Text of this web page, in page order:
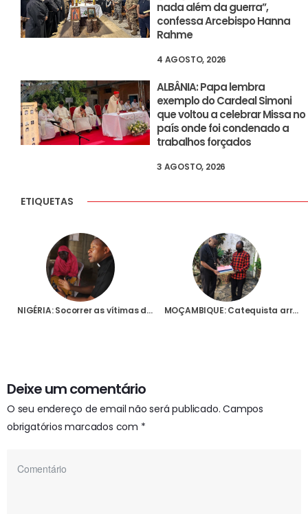
nada além da guerra”,
confessa Arcebispo Hanna
Rahme
4 AGOSTO, 2026
ALBÂNIA: Papa lembra
exemplo do Cardeal Simoni
que voltou a celebrar Missa no
país onde foi condenado a
trabalhos forçados
3 AGOSTO, 2026
ETIQUETAS
NIGÉRIA: Socorrer as vítimas do Boko Haram, o trabalho sem fim à vista do Padre Fidelis Bature MOÇAMBIQUE: Catequista arrisca a vida para salvar “tesouro” da Paróquia de Palma durante ataque terrorista
Deixe um comentário
O seu endereço de email não será publicado. Campos
obrigatórios marcados com *